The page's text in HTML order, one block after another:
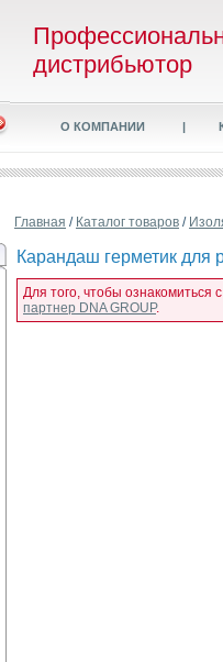
дистрибьютор
О КОМПАНИИ |
Главная / Каталог товаров /
Карандаш герметик для
Для того, чтобы ознакомиться
партнер DNA GROUP.